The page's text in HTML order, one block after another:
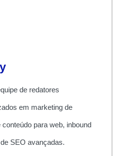
de redatores
em marketing de
para web, inbound
SEO avançadas.